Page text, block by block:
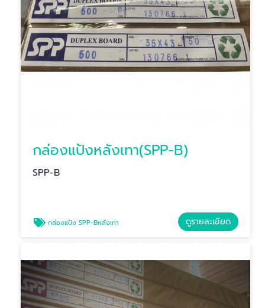
กล่องแป้งหลังเทา(SPP-B)
SPP-B
กล่องแป้ง SPP-Bหลังเทา ดูรายละเอียด